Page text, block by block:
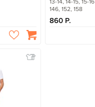
13-14, 14-15, 15-16
146, 152, 158
860